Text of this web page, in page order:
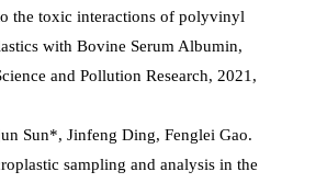
the toxic interactions of polyvinyl
with Bovine Serum Albumin,
and Pollution Research, 2021,
Sun*, Jinfeng Ding, Fenglei Gao.
sampling and analysis in the